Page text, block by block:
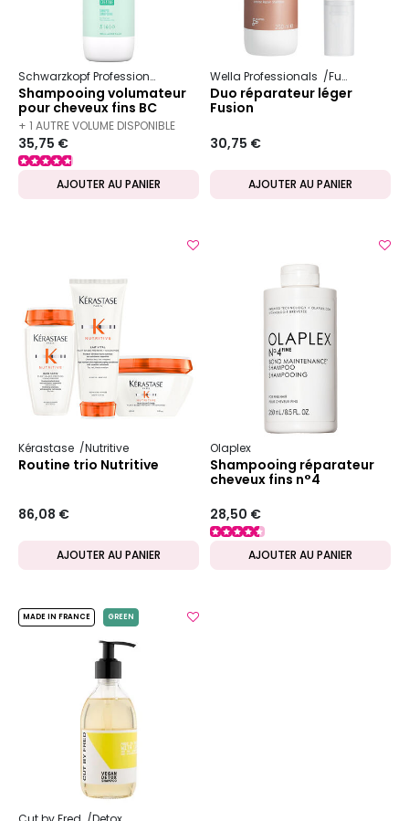
Schwarzkopf Professional Bc Bonacure Volume Boost
Shampooing volumateur
pour cheveux fins BC
Volume Boost 1000ml
+ 1 AUTRE VOLUME DISPONIBLE
35,75 €
AJOUTER AU PANIER
Wella Professionals Fusion
Duo réparateur léger
Fusion
30,75 €
AJOUTER AU PANIER
Kérastase Nutritive
Routine trio Nutritive
86,08 €
AJOUTER AU PANIER
Olaplex
Shampooing réparateur
cheveux fins n°4
28,50 €
AJOUTER AU PANIER
MADE IN FRANCE GREEN